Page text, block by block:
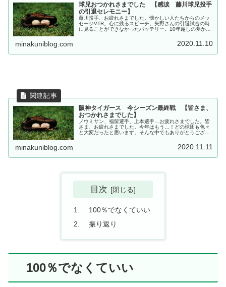
球児おつかれさまでした 【感涙 藤川球児投手
の引退セレモニー】
藤川投手、お疲れさまでした。懐かしい人たちからのメッ
セージVTR。心に残るスピーチ。矢野さんの引退試合の時
に見ることができなかったバッテリー。10年越しの夢かな
minakuniblog.com 2020.11.10
阪神タイガース 今シーズン最終戦 【皆さま、
おつかれさまでした】
ノウミサン、福留選手、上本選手…お疲れさまでした。皆
さま、お疲れさまでした。今年はもう…！どの球団も色々
と大変だったと思います。そんな中でもありがとうござい
る、観戦できる、そんな年でありますように。
minakuniblog.com 2020.11.11
目次
100％でなくていい
振り返り
100％でなくていい